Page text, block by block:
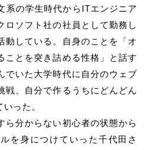
系の学生時代からITエンジニア
ロソフト社の社員として勤務し
動している。自身のことを「オ
ことを突き詰める性格」と話す
でいた大学時代に自分のウェブ
戦、自分で作るうちにどんどん
った。
ら分からない初心者の状態から
を身につけていった千代田さ